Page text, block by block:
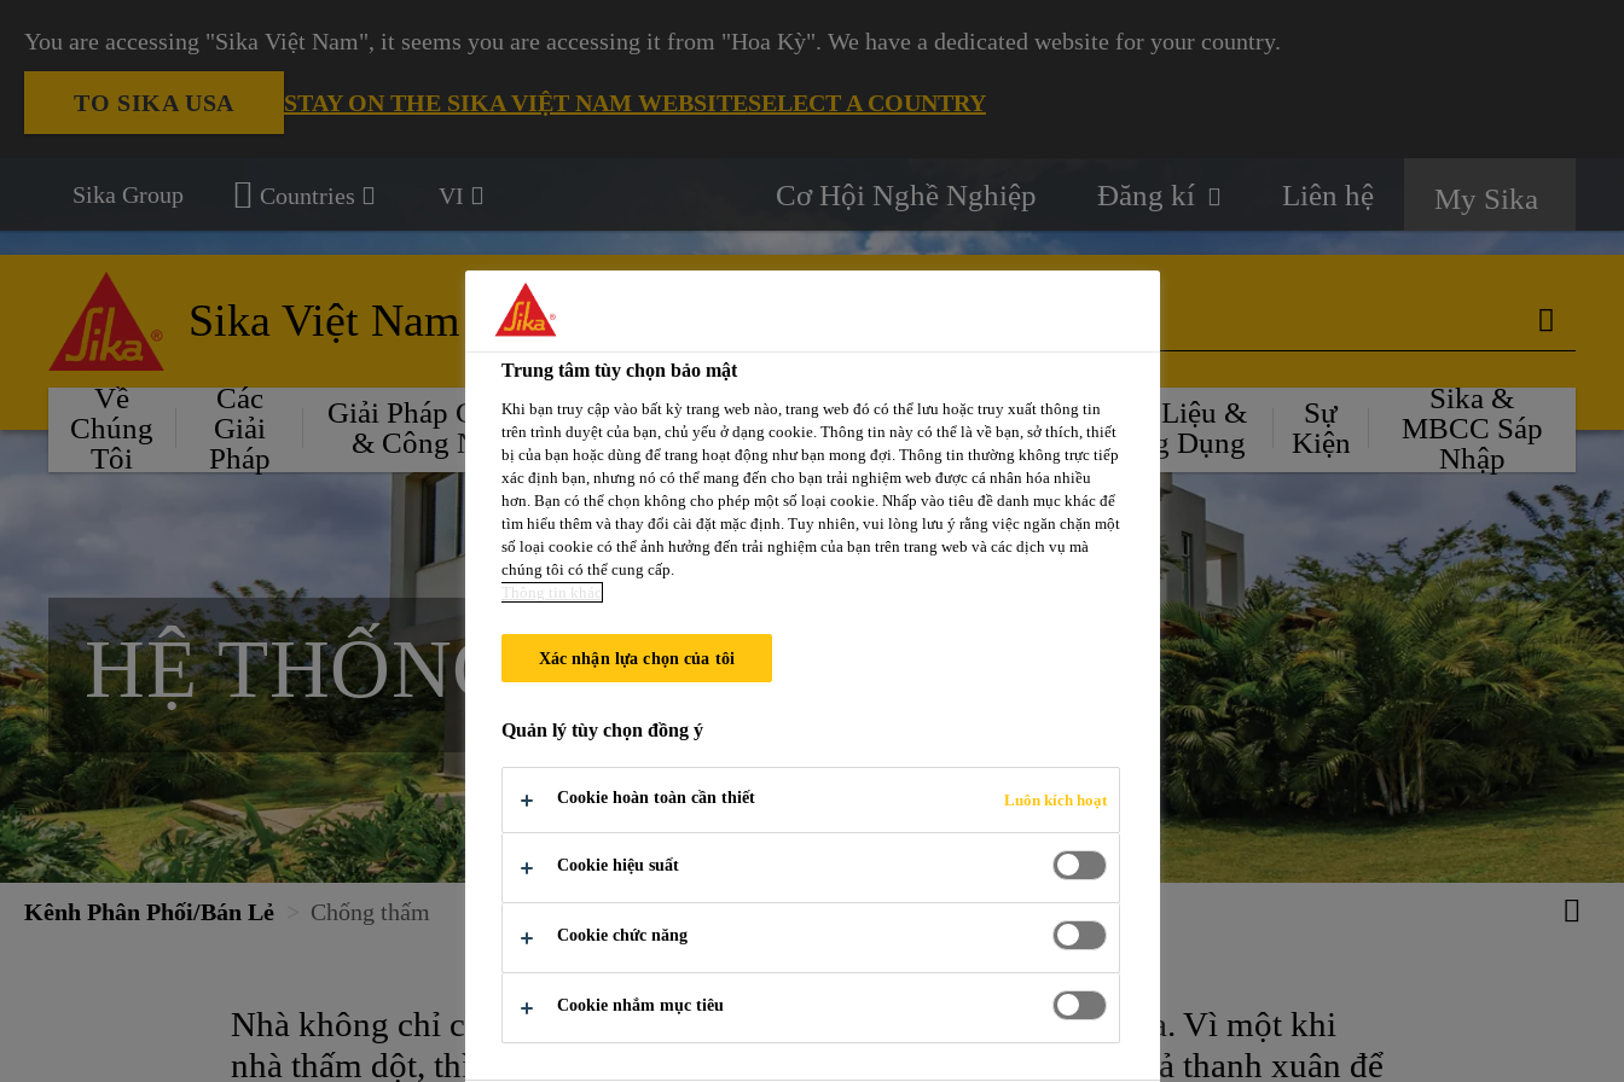
You are accessing "Sika Việt Nam", it seems you are accessing it from "Hoa Kỳ". We have a dedicated website for your country.
TO SIKA USA STAY ON THE SIKA VIỆT NAM WEBSITESELECT A COUNTRY
Sika Group Countries VI Cơ Hội Nghề Nghiệp Đăng kí Liên hệ My Sika
Sika Việt Nam
Về
Chúng
Tôi
Các
Giải
Pháp
Giải Pháp Cho Ô-tô
& Công Nghiệp
Các
Dự
Án
Phát Triển
Bền Vững
Kênh Phân
Phối / Bán Lẻ
Tài Liệu &
Ứng Dụng
Sự
Kiện
Sika &
MBCC Sáp
Nhập
HỆ THỐNG CHỐNG THẤM
Kênh Phân Phối/Bán Lẻ Chống thấm
Nhà không chỉ cần có mái, mà còn cần cả chống thấm thật tốt nữa. Vì một khi
nhà thấm dột, thì cả gia đình phải tìm trăm phương ngàn kế, hết cả thanh xuân để
Trung tâm tùy chọn bảo mật
Khi bạn truy cập vào bất kỳ trang web nào, trang web đó có thể lưu hoặc truy xuất thông tin
trên trình duyệt của bạn, chủ yếu ở dạng cookie. Thông tin này có thể là về bạn, sở thích, thiết
bị của bạn hoặc dùng để trang hoạt động như bạn mong đợi. Thông tin thường không trực tiếp
xác định bạn, nhưng nó có thể mang đến cho bạn trải nghiệm web được cá nhân hóa nhiều
hơn. Bạn có thể chọn không cho phép một số loại cookie. Nhấp vào tiêu đề danh mục khác để
tìm hiểu thêm và thay đổi cài đặt mặc định. Tuy nhiên, vui lòng lưu ý rằng việc ngăn chặn một
số loại cookie có thể ảnh hưởng đến trải nghiệm của bạn trên trang web và các dịch vụ mà
chúng tôi có thể cung cấp.
Thông tin khác
Xác nhận lựa chọn của tôi
Quản lý tùy chọn đồng ý
Cookie hoàn toàn cần thiết Luôn kích hoạt
Cookie hiệu suất
Cookie chức năng
Cookie nhắm mục tiêu